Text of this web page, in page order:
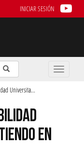
INICIAR SESIÓN
Enviar
Buscar
Toggle
Universita...
EN